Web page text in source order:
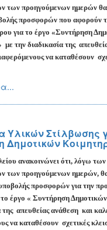
των προηγούμενων ημερών
προσφορών που αφορούν
για το έργο «Συντήρηση
με την διαδικασία της
να καταθέσουν
Υλικών Στίλβωσης
Δημοτικών
ανακοινώνει ότι, λόγω
των προηγούμενων ημερών,
προσφορών για την
το έργο « Συντήρηση
της απευθείας ανάθεση και
να καταθέσουν σχετικές